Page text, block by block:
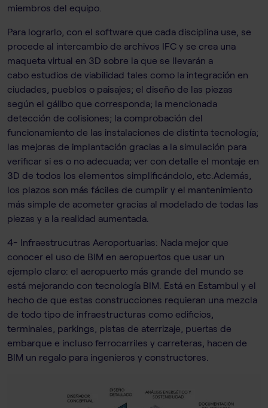
miembros del equipo.
Para lograrlo, con el software que cada disciplina use, se
procede al intercambio de archivos IFC y se crea una
maqueta virtual en 3D sobre la que se llevarán a
cabo estudios de viabilidad tales como la integración en
ciudades, pueblos o paisajes; el diseño de las piezas
según el gálibo que corresponda; la mencionada
detección de colisiones; la comprobación del
funcionamiento de las instalaciones de distinta tecnología;
las mejoras de implantación gracias a la simulación para
verificar si es o no adecuada; ver con detalle el montaje en
3D de todos los elementos simplificándolo, etc.Además,
los plazos son más fáciles de cumplir y el mantenimiento
más simple de acometer gracias al modelado de todas las
piezas y a la realidad aumentada.
4- Infraestrucutras Aeroportuarias: Nada mejor que
conocer el uso de BIM en aeropuertos que usar un
ejemplo claro: el aeropuerto más grande del mundo se
está mejorando con tecnología BIM. Está en Estambul y el
hecho de que estas construcciones requieran una mezcla
de todo tipo de infraestructuras como edificios,
terminales, parkings, pistas de aterrizaje, puertas de
embarque e incluso ferrocarriles y carreteras, hacen de
BIM un regalo para ingenieros y constructores.